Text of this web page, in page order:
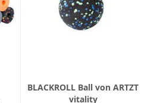
BLACKROLL Ball von ARTZT
vitality